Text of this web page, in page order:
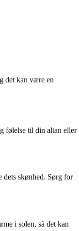
det kan være en
følelse til din altan eller
dets skønhed. Sørg for
i solen, så det kan